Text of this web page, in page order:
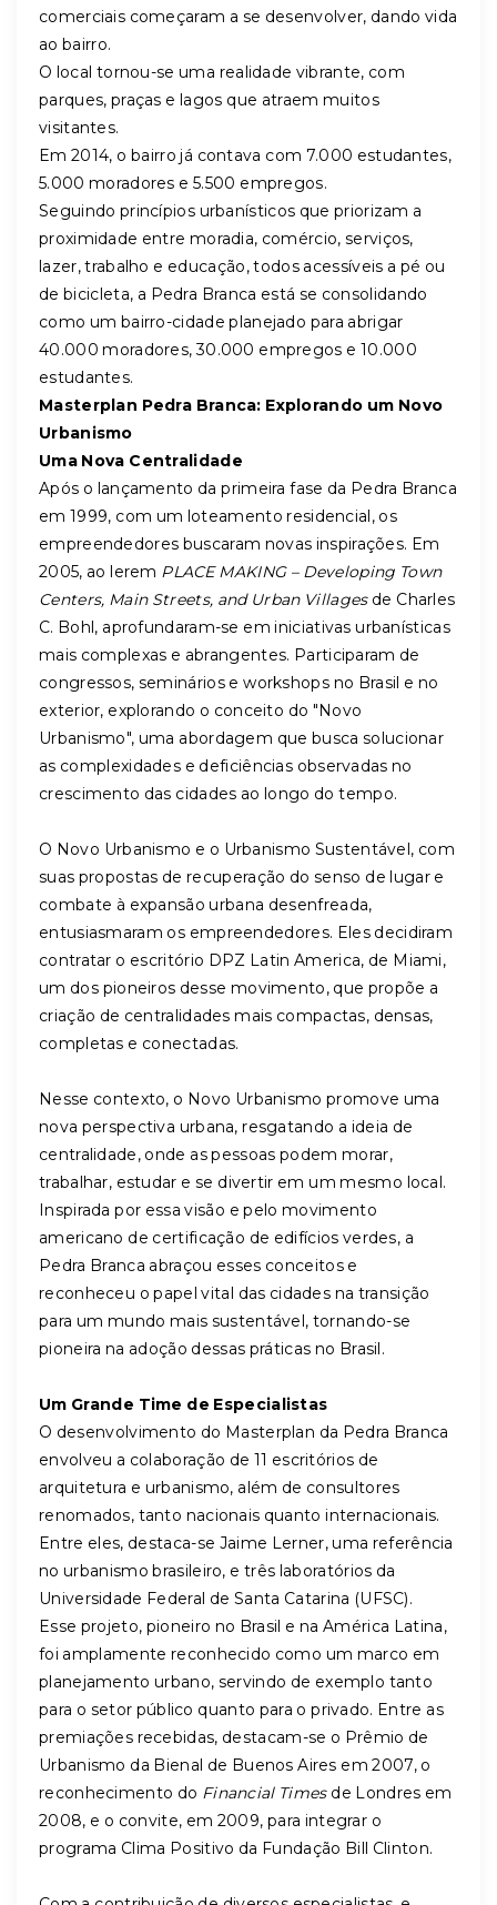
comerciais começaram a se desenvolver, dando vida
ao bairro.
O local tornou-se uma realidade vibrante, com
parques, praças e lagos que atraem muitos
visitantes.
Em 2014, o bairro já contava com 7.000 estudantes,
5.000 moradores e 5.500 empregos.
Seguindo princípios urbanísticos que priorizam a
proximidade entre moradia, comércio, serviços,
lazer, trabalho e educação, todos acessíveis a pé ou
de bicicleta, a Pedra Branca está se consolidando
como um bairro-cidade planejado para abrigar
40.000 moradores, 30.000 empregos e 10.000
estudantes.
Masterplan Pedra Branca: Explorando um Novo
Urbanismo
Uma Nova Centralidade
Após o lançamento da primeira fase da Pedra Branca
em 1999, com um loteamento residencial, os
empreendedores buscaram novas inspirações. Em
2005, ao lerem PLACE MAKING – Developing Town
Centers, Main Streets, and Urban Villagesde Charles
C. Bohl, aprofundaram-se em iniciativas urbanísticas
mais complexas e abrangentes. Participaram de
congressos, seminários e workshops no Brasil e no
exterior, explorando o conceito do "Novo
Urbanismo", uma abordagem que busca solucionar
as complexidades e deficiências observadas no
crescimento das cidades ao longo do tempo.
O Novo Urbanismo e o Urbanismo Sustentável, com
suas propostas de recuperação do senso de lugar e
combate à expansão urbana desenfreada,
entusiasmaram os empreendedores. Eles decidiram
contratar o escritório DPZ Latin America, de Miami,
um dos pioneiros desse movimento, que propõe a
criação de centralidades mais compactas, densas,
completas e conectadas.
Nesse contexto, o Novo Urbanismo promove uma
nova perspectiva urbana, resgatando a ideia de
centralidade, onde as pessoas podem morar,
trabalhar, estudar e se divertir em um mesmo local.
Inspirada por essa visão e pelo movimento
americano de certificação de edifícios verdes, a
Pedra Branca abraçou esses conceitos e
reconheceu o papel vital das cidades na transição
para um mundo mais sustentável, tornando-se
pioneira na adoção dessas práticas no Brasil.
Um Grande Time de Especialistas
O desenvolvimento do Masterplan da Pedra Branca
envolveu a colaboração de 11 escritórios de
arquitetura e urbanismo, além de consultores
renomados, tanto nacionais quanto internacionais.
Entre eles, destaca-se Jaime Lerner, uma referência
no urbanismo brasileiro, e três laboratórios da
Universidade Federal de Santa Catarina (UFSC).
Esse projeto, pioneiro no Brasil e na América Latina,
foi amplamente reconhecido como um marco em
planejamento urbano, servindo de exemplo tanto
para o setor público quanto para o privado. Entre as
premiações recebidas, destacam-se o Prêmio de
Urbanismo da Bienal de Buenos Aires em 2007, o
reconhecimento do Financial Timesde Londres em
2008, e o convite, em 2009, para integrar o
programa Clima Positivo da Fundação Bill Clinton.